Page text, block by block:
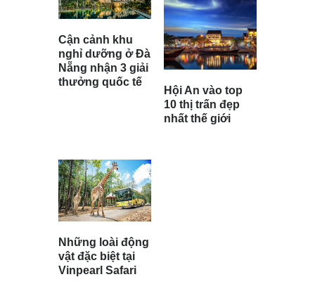
Cận cảnh khu
nghỉ dưỡng ở Đà
Nẵng nhận 3 giải
thưởng quốc tế
Hội An vào top
10 thị trấn đẹp
nhất thế giới
Những loài động
vật đặc biệt tại
Vinpearl Safari